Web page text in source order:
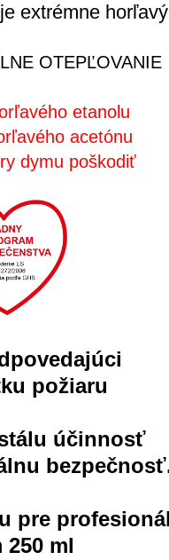
extrémne
OTEPĽOVANIE
etanolu
acetónu
dymu poškodiť
požiaru
účinnosť
pre
250 ml